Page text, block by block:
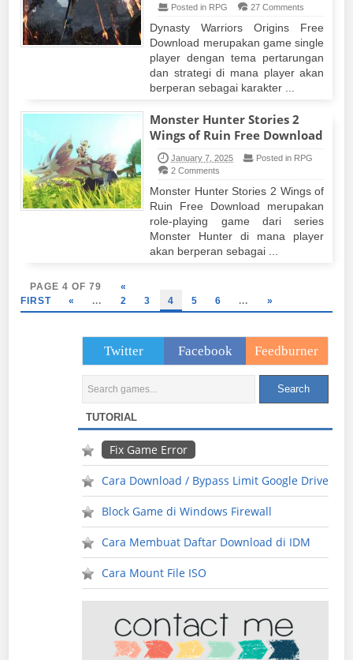
Posted in RPG
27 Comments
Dynasty Warriors Origins Free
Download merupakan game single
player dengan tema pertarungan
dan strategi di mana player akan
berperan sebagai karakter ...
Monster Hunter Stories 2
Wings of Ruin Free Download
January 7, 2025
Posted in RPG
2 Comments
Monster Hunter Stories 2 Wings of
Ruin Free Download merupakan
role-playing game dari series
Monster Hunter di mana player
akan berperan sebagai ...
PAGE 4 OF 79
«
FIRST
« ... 2 3 4 5 6 ... »
Twitter Facebook Feedburner
TUTORIAL
Fix Game Error
Cara Download / Bypass Limit Google Drive
Block Game di Windows Firewall
Cara Membuat Daftar Download di IDM
Cara Mount File ISO